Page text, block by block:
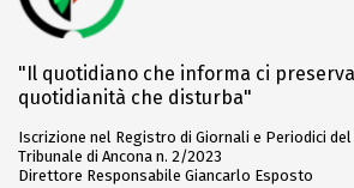
"Il quotidiano che informa ci
quotidianità che disturba"
Iscrizione nel Registro di Giornali e Periodici del
Tribunale di Ancona n. 2/2023
Direttore Responsabile Giancarlo Esposto